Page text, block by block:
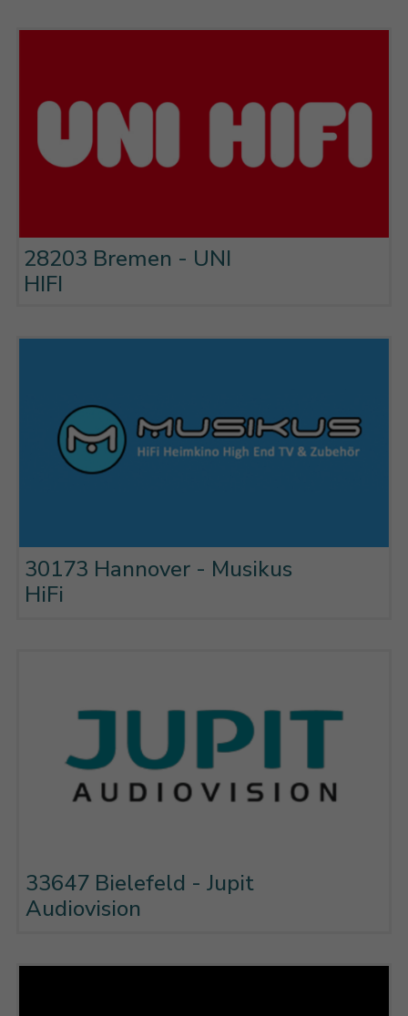
28203 Bremen - UNI
HIFI
30173 Hannover - Musikus
HiFi
33647 Bielefeld - Jupit
Audiovision